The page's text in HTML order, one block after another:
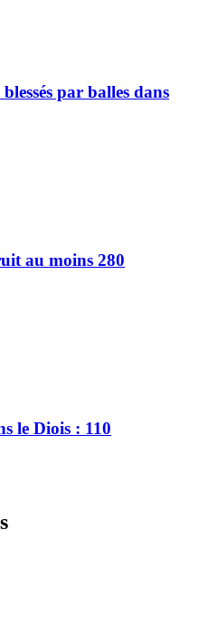
par balles dans
au moins 280
le Diois : 110